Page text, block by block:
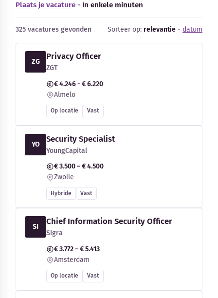
Plaats je vacature - In enkele minuten
325 vacatures gevonden Sorteer op: relevantie - datum
ZG
Privacy Officer
ZGT
€ 4.246 - € 6.220
Almelo
Op locatie Vast
YO
Security Specialist
YoungCapital
€ 3.500 – € 4.500
Zwolle
Hybride Vast
SI
Chief Information Security Officer
Sigra
€ 3.772 – € 5.413
Amsterdam
Op locatie Vast